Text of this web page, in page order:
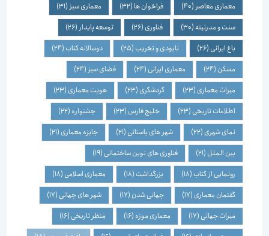
معماری معاصر(40) فراخوان ها(32) معماری سبز(31)
سنت و مدرنیته(30) فناوری(26) توسعه پایدار(26)
باغ ایرانی(26) نابودی و تخریب(25) دوسالانه کتاب(24)
مسکن(24) معماری ایرانی(24) فضای سبز(24)
میراث معماری(23) گردشگری(23) هویت معماری(23)
اطلاعات تاریخی(23) خلیج فارس(23) جشنواره(22)
نمای شهری(22) شهر های باستانی(21) جایزه معماری(21)
بین الملل(21) فناوری های نوین ساختمانی(19)
رونمایی از کتاب(18) بزرگداشت(18) معماری اسلامی(18)
گفتمان معماری(17) جهانی شدن(17) شهر های جهانی(17)
میراث جهانی(17) معماری موزه(16) منظر تاریخی(16)